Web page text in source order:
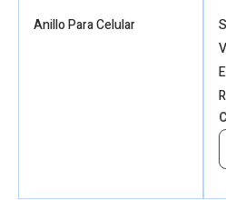
Anillo Para Celular